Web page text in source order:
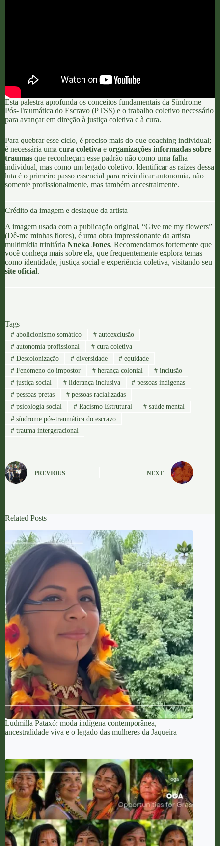
Esta palestra aprofunda os conceitos fundamentais da Síndrome
Pós-Traumática do Escravo (PTSS) e o trabalho coletivo necessário
para avançar em direção à justiça coletiva e à cura.
Para quebrar esse ciclo, é preciso mais do que coaching individual;
é necessária uma cura coletiva e organizações informadas sobre
traumas que reconheçam esse padrão não como uma falha
individual, mas como um legado coletivo. Identificar as raízes dessa
luta é o primeiro passo essencial para reivindicar autonomia, não
somente profissionalmente, mas também ancestralmente.
Crédito da imagem e destaque da artista
A imagem usada com a publicação original, “Give me my flowers”
(Dê-me minhas flores), é uma obra impressionante da artista
multimídia trinitária Nneka Jones. Recomendamos fortemente que
você conheça mais sobre ela, que frequentemente explora temas
como identidade, justiça social e experiência coletiva, visitando seu
site oficial.
Tags
#abolicionismo somático #autoexclusão
#autonomia profissional #cura coletiva
#Descolonização #diversidade # equidade
#Fenómeno do impostor #herança colonial # inclusão
#justiça social #liderança inclusiva # pessoas indígenas
#pessoas pretas #pessoas racializadas
#psicologia social #Racismo Estrutural # saúde mental
#síndrome pós-traumática do escravo
#trauma intergeracional
PREVIOUS NEXT
Related Posts
Ludmilla Pataxó: moda indígena contemporânea,
ancestralidade viva e o legado das mulheres da Jaqueira